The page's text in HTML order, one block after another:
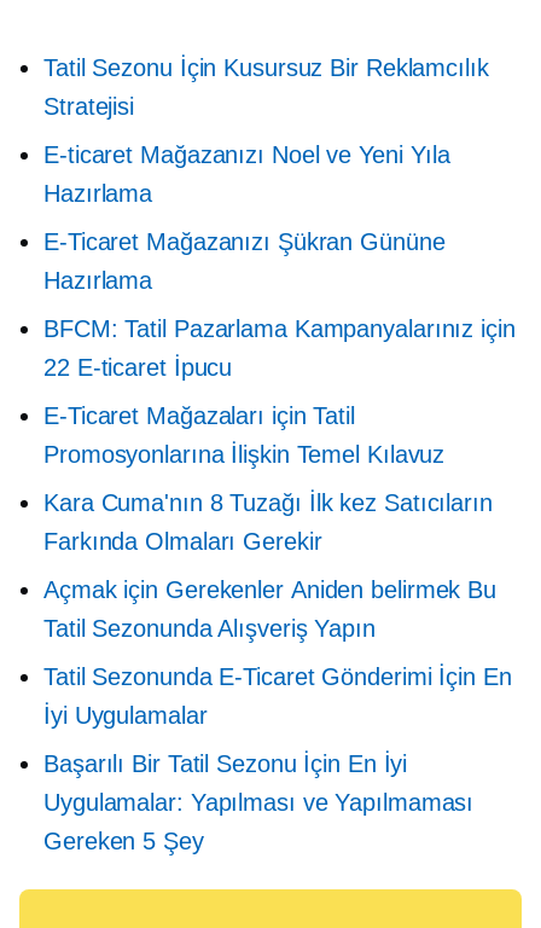
Tatil Sezonu İçin Kusursuz Bir Reklamcılık
Stratejisi
E-ticaret Mağazanızı Noel ve Yeni Yıla
Hazırlama
E-Ticaret Mağazanızı Şükran Gününe
Hazırlama
BFCM: Tatil Pazarlama Kampanyalarınız için
22 E-ticaret İpucu
E-Ticaret Mağazaları için Tatil
Promosyonlarına İlişkin Temel Kılavuz
Kara Cuma'nın 8 Tuzağı İlk kez Satıcıların
Farkında Olmaları Gerekir
Açmak için Gerekenler Aniden belirmek Bu
Tatil Sezonunda Alışveriş Yapın
Tatil Sezonunda E-Ticaret Gönderimi İçin En
İyi Uygulamalar
Başarılı Bir Tatil Sezonu İçin En İyi
Uygulamalar: Yapılması ve Yapılmaması
Gereken 5 Şey